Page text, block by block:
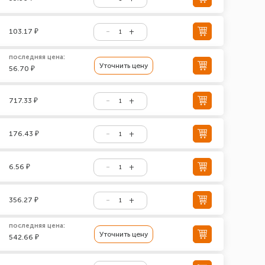
103.17 ₽
последняя цена:
56.70 ₽ Уточнить цену
717.33 ₽
176.43 ₽
6.56 ₽
356.27 ₽
последняя цена:
542.66 ₽ Уточнить цену